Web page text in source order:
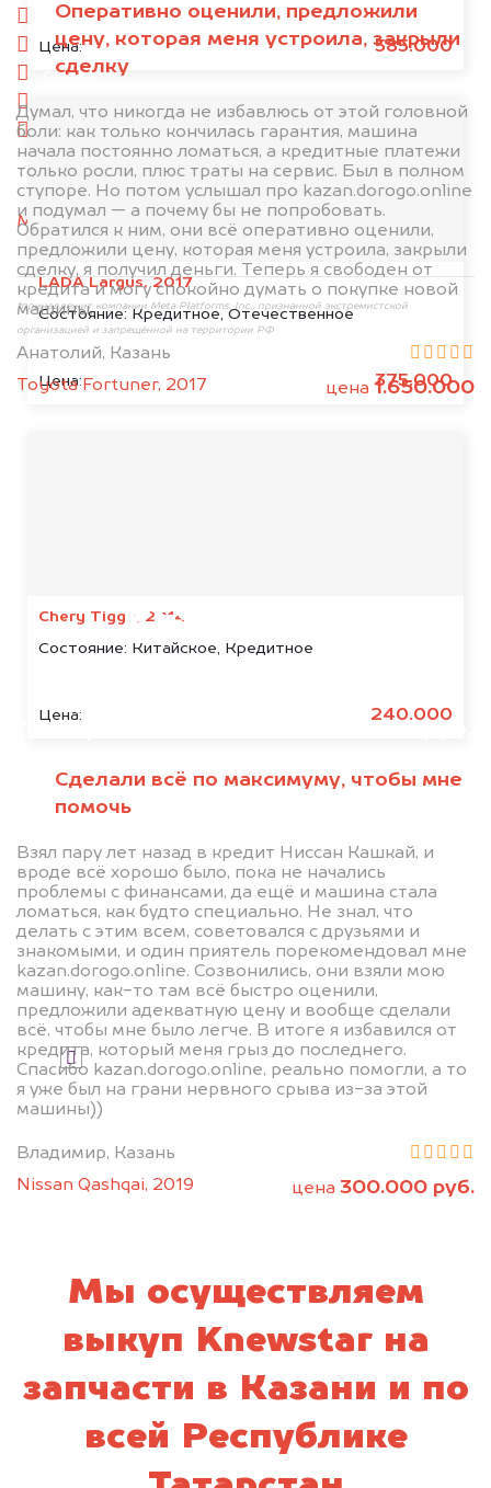
Цена: 585.000
LADA Largus, 2017
Состояние: Кредитное, Отечественное
Цена: 375.000
Chery Tiggo, 2014
Состояние: Китайское, Кредитное
Цена: 240.000
Оперативно оценили, предложили
цену, которая меня устроила, закрыли
сделку
Думал, что никогда не избавлюсь от этой головной
боли: как только кончилась гарантия, машина
начала постоянно ломаться, а кредитные платежи
только росли, плюс траты на сервис. Был в полном
ступоре. Но потом услышал про kazan.dorogo.online
и подумал — а почему бы не попробовать.
Обратился к ним, они всё оперативно оценили,
предложили цену, которая меня устроила, закрыли
сделку, я получил деньги. Теперь я свободен от
кредита и могу спокойно думать о покупке новой
машины.
Анатолий, Казань
Toyota Fortuner, 2017
цена 1.650.000
Сделали всё по максимуму, чтобы мне
помочь
Взял пару лет назад в кредит Ниссан Кашкай, и
вроде всё хорошо было, пока не начались
проблемы с финансами, да ещё и машина стала
ломаться, как будто специально. Не знал, что
делать с этим всем, советовался с друзьями и
знакомыми, и один приятель порекомендовал мне
kazan.dorogo.online. Созвонились, они взяли мою
машину, как-то там всё быстро оценили,
предложили адекватную цену и вообще сделали
всё, чтобы мне было легче. В итоге я избавился от
кредита, который меня грыз до последнего.
Спасибо kazan.dorogo.online, реально помогли, а то
я уже был на грани нервного срыва из-за этой
машины))
Владимир, Казань
Nissan Qashqai, 2019
цена 300.000 руб.
спереди
сзади
слева
салон
2. Отправьте фотографии на номер
+79584983298 по WhatsApp*, в мессенджер
MAXили на электронную почту
info@dorogo.online
*принадлежит компании Meta Platforms, Inc., признанной экстремистской
организацией и запрещённой на территории РФ
БЕСПЛАТНО
Узнайте стоимость автомобиля
Мы купим ваше авто на 20.000 руб.
автоаукционах.
Узнать стоимость
Я даю согласие на обработку своих
персональных данных и соглашаюсь с
политикой конфиденциальности
Мы осуществляем
выкуп Knewstar на
запчасти в Казани и по
всей Республике